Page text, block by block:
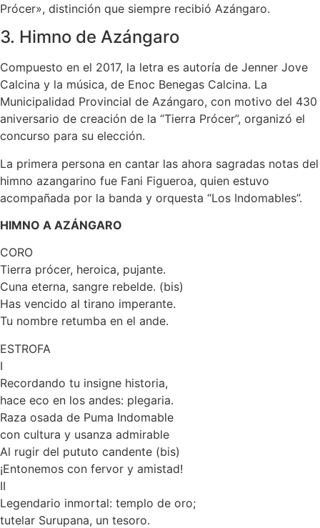
Prócer», distinción que siempre recibió Azángaro.
3. Himno de Azángaro
Compuesto en el 2017, la letra es autoría de Jenner Jove
Calcina y la música, de Enoc Benegas Calcina. La
Municipalidad Provincial de Azángaro, con motivo del 430
aniversario de creación de la “Tierra Prócer”, organizó el
concurso para su elección.
La primera persona en cantar las ahora sagradas notas del
himno azangarino fue Fani Figueroa, quien estuvo
acompañada por la banda y orquesta “Los Indomables”.
HIMNO A AZÁNGARO
CORO
Tierra prócer, heroica, pujante.
Cuna eterna, sangre rebelde. (bis)
Has vencido al tirano imperante.
Tu nombre retumba en el ande.
ESTROFA
I
Recordando tu insigne historia,
hace eco en los andes: plegaria.
Raza osada de Puma Indomable
con cultura y usanza admirable
Al rugir del pututo candente (bis)
¡Entonemos con fervor y amistad!
II
Legendario inmortal: templo de oro;
tutelar Surupana, un tesoro.